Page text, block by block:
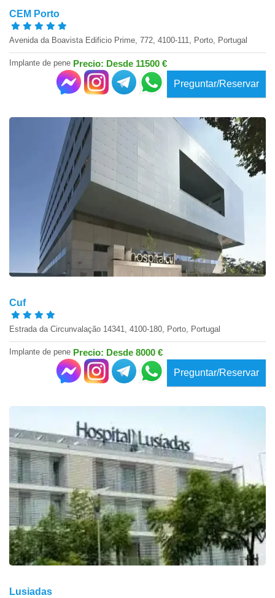
CEM Porto
Avenida da Boavista Edificio Prime, 772, 4100-111, Porto, Portugal
Implante de pene Precio: Desde 11500 €
Preguntar/Reservar
Cuf
Estrada da Circunvalação 14341, 4100-180, Porto, Portugal
Implante de pene Precio: Desde 8000 €
Preguntar/Reservar
Lusiadas